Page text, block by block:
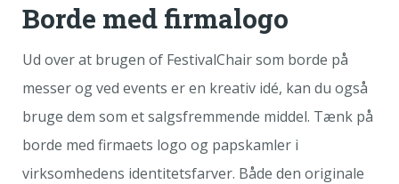
Borde med firmalogo
Ud over at brugen of FestivalChair som borde på
messer og ved events er en kreativ idé, kan du også
bruge dem som et salgsfremmende middel. Tænk på
borde med firmaets logo og papskamler i
virksomhedens identitetsfarver. Både den originale